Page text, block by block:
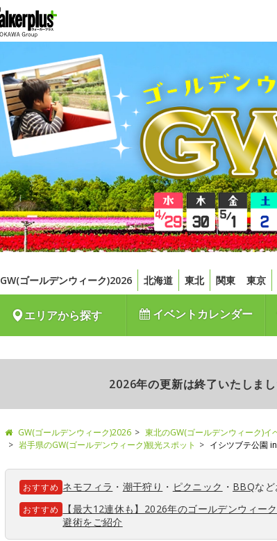
GW(ゴールデンウィーク)2026 北海道 東北 関東 東京
エリアから探す イベントカレンダー
2026年の更新は終了いたしま
GW(ゴールデンウィーク)2026 東北のGW(ゴールデンウィーク)イ
岩手県のGW(ゴールデンウィーク)観光スポット
イシツブテ公園
おすすめ ネモフィラ ・ 潮干狩り ・ ピクニック ・ BBQな
おすすめ
【最大12連休も】2026年のゴールデンウィー
避術をご紹介